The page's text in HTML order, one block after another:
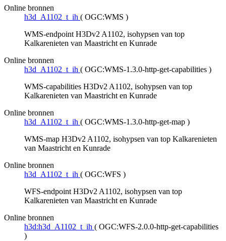
Online bronnen
h3d_A1102_t_ih ( OGC:WMS )
WMS-endpoint H3Dv2 A1102, isohypsen van top
Kalkarenieten van Maastricht en Kunrade
Online bronnen
h3d_A1102_t_ih ( OGC:WMS-1.3.0-http-get-capabilities )
WMS-capabilities H3Dv2 A1102, isohypsen van top
Kalkarenieten van Maastricht en Kunrade
Online bronnen
h3d_A1102_t_ih ( OGC:WMS-1.3.0-http-get-map )
WMS-map H3Dv2 A1102, isohypsen van top Kalkarenieten
van Maastricht en Kunrade
Online bronnen
h3d_A1102_t_ih ( OGC:WFS )
WFS-endpoint H3Dv2 A1102, isohypsen van top
Kalkarenieten van Maastricht en Kunrade
Online bronnen
h3d:h3d_A1102_t_ih ( OGC:WFS-2.0.0-http-get-capabilities
)